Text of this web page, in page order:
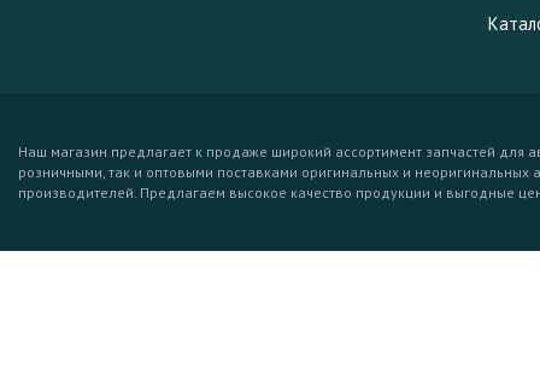
Наш магазин предлагает к продаже широкий ассортимент запчастей для
розничными, так и оптовыми поставками оригинальных и неоригинальных
производителей. Предлагаем высокое качество продукции и выгодные